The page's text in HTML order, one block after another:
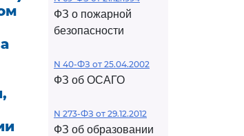
ФЗ о пожарной
безопасности
N 40-ФЗ от 25.04.2002
ФЗ об ОСАГО
N 273-ФЗ от 29.12.2012
ФЗ об образовании